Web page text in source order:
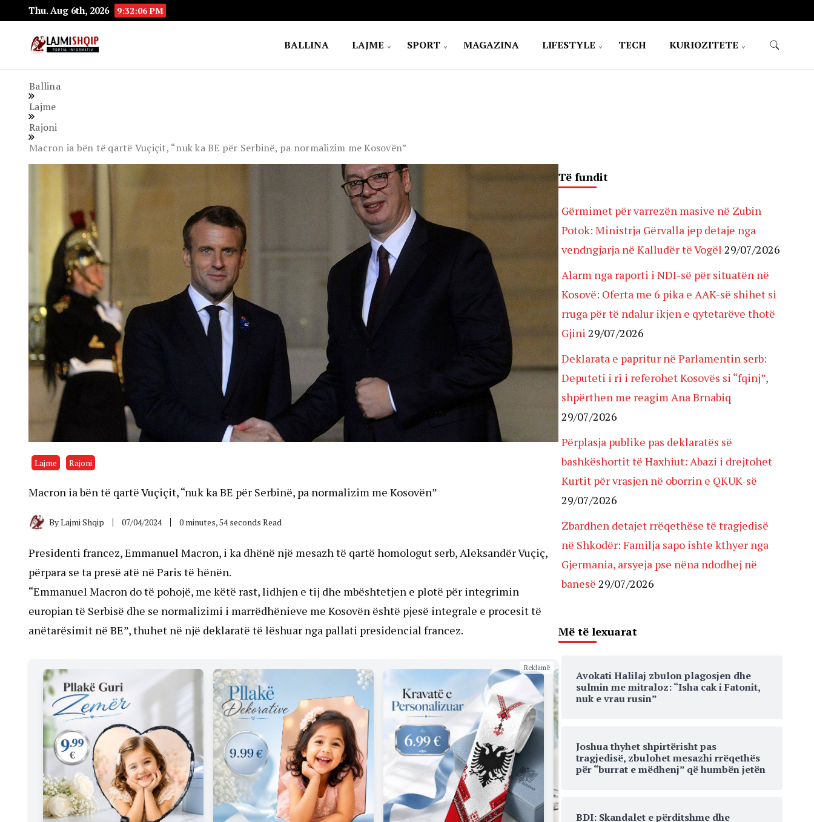
Thu. Aug 6th, 2026 9:32:07 PM
BALLINA LAJME SPORT MAGAZINA LIFESTYLE TECH KURIOZITETE
Ballina
Lajme
Rajoni
Macron ia bën të qartë Vuçiçit, “nuk ka BE për Serbinë, pa normalizim me Kosovën”
Lajme Rajoni
Macron ia bën të qartë Vuçiçit, “nuk ka BE për Serbinë, pa normalizim me Kosovën”
ByLajmi Shqip 07/04/2024 0 minutes, 54 seconds Read
Presidenti francez, Emmanuel Macron, i ka dhënë një mesazh të qartë homologut serb, Aleksandër Vuçiç,
përpara se ta presë atë në Paris të hënën.
“Emmanuel Macron do të pohojë, me këtë rast, lidhjen e tij dhe mbështetjen e plotë për integrimin
europian të Serbisë dhe se normalizimi i marrëdhënieve me Kosovën është pjesë integrale e procesit të
anëtarësimit në BE”, thuhet në një deklaratë të lëshuar nga pallati presidencial francez.
Reklamë
Të fundit
Gërmimet për varrezën masive në Zubin
Potok: Ministrja Gërvalla jep detaje nga
vendngjarja në Kalludër të Vogël 29/07/2026
Alarm nga raporti i NDI-së për situatën në
Kosovë: Oferta me 6 pika e AAK-së shihet si
rruga për të ndalur ikjen e qytetarëve thotë
Gjini 29/07/2026
Deklarata e papritur në Parlamentin serb:
Deputeti i ri i referohet Kosovës si “fqinj”,
shpërthen me reagim Ana Brnabiq
29/07/2026
Përplasja publike pas deklaratës së
bashkëshortit të Haxhiut: Abazi i drejtohet
Kurtit për vrasjen në oborrin e QKUK-së
29/07/2026
Zbardhen detajet rrëqethëse të tragjedisë
në Shkodër: Familja sapo ishte kthyer nga
Gjermania, arsyeja pse nëna ndodhej në
banesë 29/07/2026
Më të lexuarat
Avokati Halilaj zbulon plagosjen dhe
sulmin me mitraloz: “Isha cak i Fatonit,
nuk e vrau rusin”
Joshua thyhet shpirtërisht pas
tragjedisë, zbulohet mesazhi rrëqethës
për “burrat e mëdhenj” që humbën jetën
BDI: Skandalet e përditshme dhe